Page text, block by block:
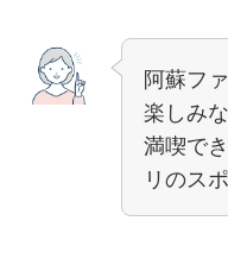
阿蘇フ
楽しみ
満喫で
リのス